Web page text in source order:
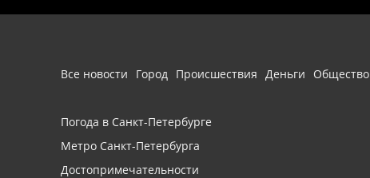
Все новости Город Происшествия Деньги Общество
Погода в Санкт-Петербурге
Метро Санкт-Петербурга
Достопримечательности